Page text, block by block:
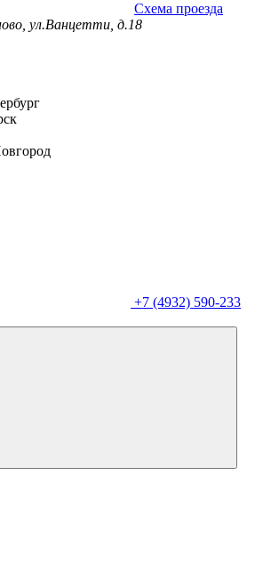
Схема проезда
ул.Ванцетти, д.18
+7 (4932) 590-233